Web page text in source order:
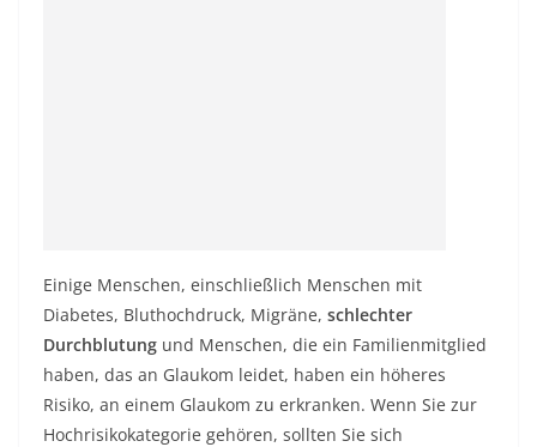
Einige Menschen, einschließlich Menschen mit
Diabetes, Bluthochdruck, Migräne, schlechter
Durchblutung und Menschen, die ein Familienmitglied
haben, das an Glaukom leidet, haben ein höheres
Risiko, an einem Glaukom zu erkranken. Wenn Sie zur
Hochrisikokategorie gehören, sollten Sie sich